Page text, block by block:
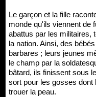
Le garçon et la fille
monde qu'ils viennent de
abattus par les militaires,
la nation. Ainsi, des
barbares ; leurs jeunes
le champ par la
bâtard, ils finissent sous
sort pour les gosses dont
trouer la peau.